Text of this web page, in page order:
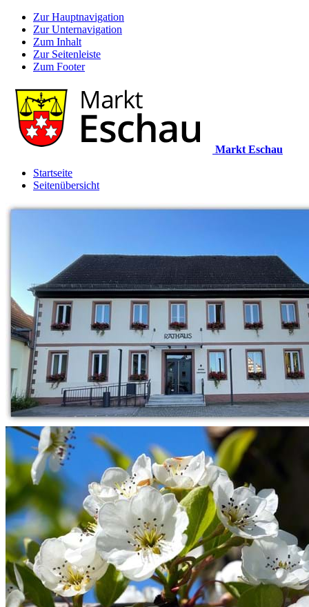
Zur Hauptnavigation
Zur Unternavigation
Zum Inhalt
Zur Seitenleiste
Zum Footer
Markt Eschau
Startseite
Seitenübersicht